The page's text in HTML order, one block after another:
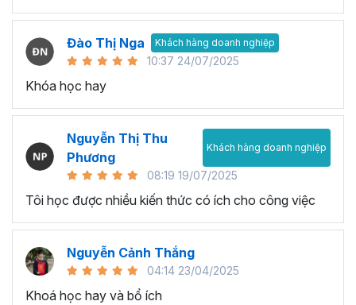
Đào Thị Nga Khách hàng doanh nghiệp
10:37 24/07/2025
Khóa học hay
Nguyễn Thị Thu
Phương
Khách hàng doanh nghiệp
08:19 19/07/2025
Tôi học được nhiều kiến thức có ích cho công việc
Nguyễn Cảnh Thắng
04:14 23/04/2025
Khoá học hay và bổ ích